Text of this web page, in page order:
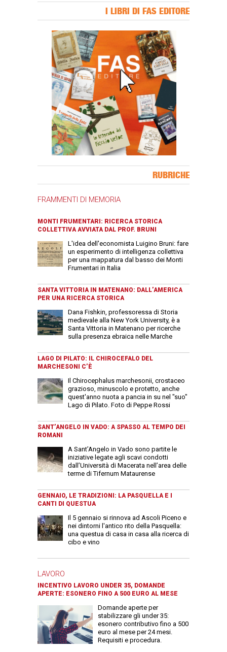
I LIBRI DI FAS EDITORE
RUBRICHE
FRAMMENTI DI MEMORIA
MONTI FRUMENTARI: RICERCA STORICA
COLLETTIVA AVVIATA DAL PROF. BRUNI
L'idea dell'economista Luigino Bruni: fare
un esperimento di intelligenza collettiva
per una mappatura dal basso dei Monti
Frumentari in Italia
SANTA VITTORIA IN MATENANO: DALL’AMERICA
PER UNA RICERCA STORICA
Dana Fishkin, professoressa di Storia
medievale alla New York University, è a
Santa Vittoria in Matenano per ricerche
sulla presenza ebraica nelle Marche
LAGO DI PILATO: IL CHIROCEFALO DEL
MARCHESONI C’È
Il Chirocephalus marchesonii, crostaceo
grazioso, minuscolo e protetto, anche
quest'anno nuota a pancia in su nel "suo"
Lago di Pilato. Foto di Peppe Rossi
SANT’ANGELO IN VADO: A SPASSO AL TEMPO DEI
ROMANI
A Sant’Angelo in Vado sono partite le
iniziative legate agli scavi condotti
dall’Università di Macerata nell’area delle
terme di Tifernum Mataurense
GENNAIO, LE TRADIZIONI: LA PASQUELLA E I
CANTI DI QUESTUA
Il 5 gennaio si rinnova ad Ascoli Piceno e
nei dintorni l'antico rito della Pasquella:
una questua di casa in casa alla ricerca di
cibo e vino
LAVORO
INCENTIVO LAVORO UNDER 35, DOMANDE
APERTE: ESONERO FINO A 500 EURO AL MESE
Domande aperte per
stabilizzare gli under 35:
esonero contributivo fino a 500
euro al mese per 24 mesi.
Requisiti e procedura.